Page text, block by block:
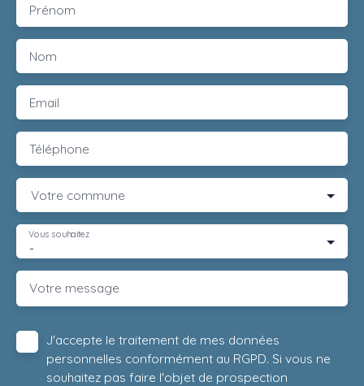
Prénom
Nom
Email
Téléphone
Votre commune
-
Vous souhaitez
Votre message
J'accepte le traitement de mes données
personnelles conformément au RGPD. Si vous ne
souhaitez pas faire l'objet de prospection